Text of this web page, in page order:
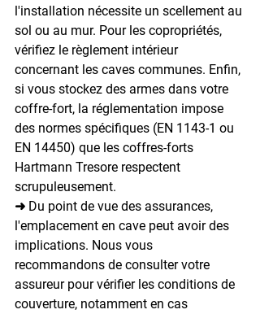
l'installation nécessite un scellement au
sol ou au mur. Pour les copropriétés,
vérifiez le règlement intérieur
concernant les caves communes. Enfin,
si vous stockez des armes dans votre
coffre-fort, la réglementation impose
des normes spécifiques (EN 1143-1 ou
EN 14450) que les coffres-forts
Hartmann Tresore respectent
scrupuleusement.
➜ Du point de vue des assurances,
l'emplacement en cave peut avoir des
implications. Nous vous
recommandons de consulter votre
assureur pour vérifier les conditions de
couverture, notamment en cas